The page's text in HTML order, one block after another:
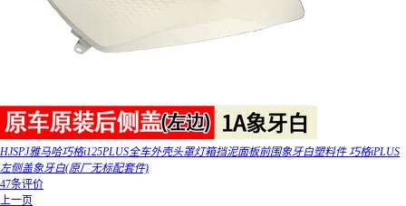
HJSPJ雅马哈巧格i125PLUS全车外壳头罩灯箱挡泥面板前围象牙白塑料件 巧格iPLUS
左侧盖象牙白(原厂无标配套件)
47条评价
上一页